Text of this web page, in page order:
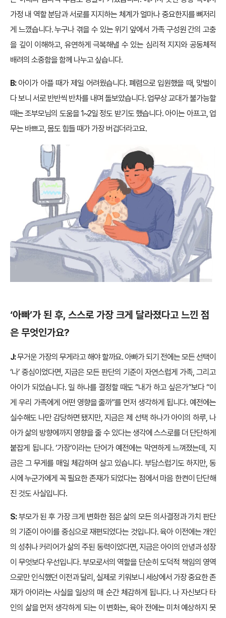
가정 내 역할 분담과 서로를 지지하는 체계가 얼마나 중요한지를 뼈저리
게 느꼈습니다. 누구나 겪을 수 있는 위기 앞에서 가족 구성원 간의 고충
을 깊이 이해하고, 유연하게 극복해낼 수 있는 심리적 지지와 공동체적
배려의 소중함을 함께 나누고 싶습니다.
B:아이가 아플 때가 제일 어려웠습니다. 폐렴으로 입원했을 때, 맞벌이
다 보니 서로 반반씩 반차를 내며 돌보았습니다. 업무상 교대가 불가능할
때는 조부모님의 도움을 1~2일 정도 받기도 했습니다. 아이는 아프고, 업
무는 바쁘고, 몸도 힘들 때가 가장 버겁더라고요.
‘아빠’가 된 후, 스스로 가장 크게 달라졌다고 느낀 점
은 무엇인가요?
J:무거운 가장의 무게라고 해야 할까요. 아빠가 되기 전에는 모든 선택이
‘나’ 중심이었다면, 지금은 모든 판단의 기준이 자연스럽게 가족, 그리고
아이가 되었습니다. 일 하나를 결정할 때도 “내가 하고 싶은가”보다 “이
게 우리 가족에게 어떤 영향을 줄까”를 먼저 생각하게 됩니다. 예전에는
실수해도 나만 감당하면 됐지만, 지금은 제 선택 하나가 아이의 하루, 나
아가 삶의 방향에까지 영향을 줄 수 있다는 생각에 스스로를 더 단단하게
붙잡게 됩니다. ‘가장’이라는 단어가 예전에는 막연하게 느껴졌는데, 지
금은 그 무게를 매일 체감하며 살고 있습니다. 부담스럽기도 하지만, 동
시에 누군가에게 꼭 필요한 존재가 되었다는 점에서 마음 한켠이 단단해
진 것도 사실입니다.
S:부모가 된 후 가장 크게 변화한 점은 삶의 모든 의사결정과 가치 판단
의 기준이 아이를 중심으로 재편되었다는 것입니다. 육아 이전에는 개인
의 성취나 커리어가 삶의 주된 동력이었다면, 지금은 아이의 안녕과 성장
이 무엇보다 우선입니다. 부모로서의 역할을 단순히 도덕적 책임의 영역
으로만 인식했던 이전과 달리, 실제로 키워보니 세상에서 가장 중요한 존
재가 아이라는 사실을 일상의 매 순간 체감하게 됩니다. 나 자신보다 타
인의 삶을 먼저 생각하게 되는 이 변화는, 육아 전에는 미처 예상하지 못